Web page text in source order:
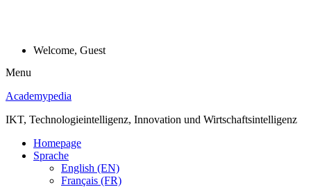
Welcome, Guest
Menu
Academypedia
IKT, Technologieintelligenz, Innovation und Wirtschaftsintelligenz
Homepage
Sprache
English (EN)
Français (FR)